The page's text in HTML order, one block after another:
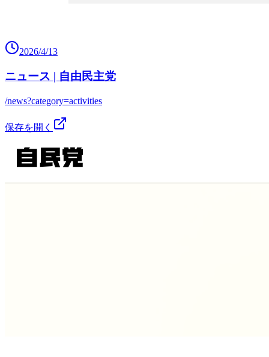
2026/4/13
ニュース | 自由民主党
/news?category=activities
保存を開く